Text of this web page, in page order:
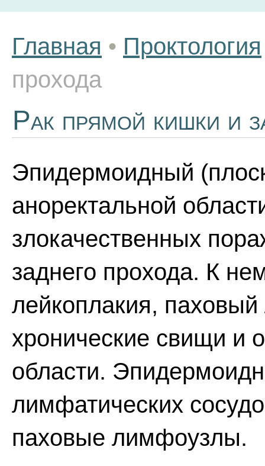
Главная • Проктология
прохода
Рак прямой кишки и
Эпидермоидный
аноректальной
злокачественных
заднего прохода. К
лейкоплакия,
хронические свищи и
области.
лимфатических
паховые лимфоузлы.